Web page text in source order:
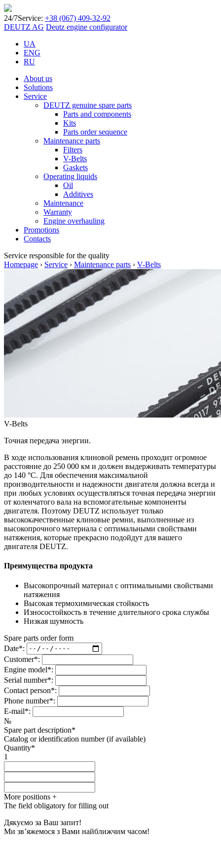
24/7Service: +38 (067) 409-32-92
DEUTZ AG Deutz engine configurator
UA
ENG
RU
About us
Solutions
Service
DEUTZ genuine spare parts
Parts and components
Kits
Parts order sequence
Maintenance parts
Filters
V-Belts
Gaskets
Operating liquids
Oil
Additives
Maintenance
Warranty
Engine overhauling
Promotions
Contacts
Service responsible for the quality
Homepage › Service › Maintenance parts › V-Belts
V-Belts
Точная передача энергии.
В ходе использования клиновой ремень проходит огромное
расстояние до 250 000 км и должен выдерживать температуры
до 140 °C. Для обеспечения максимальной
производительности и надежности двигателя должна всегда и
при любых условиях осуществляться точная передача энергии
от коленчатого вала на вспомогательные компоненты
двигателя. Поэтому DEUTZ использует только
высококачественные клиновые ремни, выполненные из
высокопрочного материала с оптимальными свойствами
натяжения, которые прекрасно подойдут для вашего
двигателя DEUTZ.
Преимущества продукта
Высокопрочный материал с оптимальными свойствами
натяжения
Высокая термохимическая стойкость
Износостойкость в течение длительного срока службы
Низкая шумность
Spare parts order form
Date*:
Customer*:
Engine model*:
Serial number*:
Contact person*:
Phone number*:
E-mail*:
№
Spare part description*
Catalog or identification number (if available)
Quantity*
1
More positions +
The field obligatory for filling out
Дякуємо за Ваш запит!
Ми зв’яжемося з Вами найближчим часом!